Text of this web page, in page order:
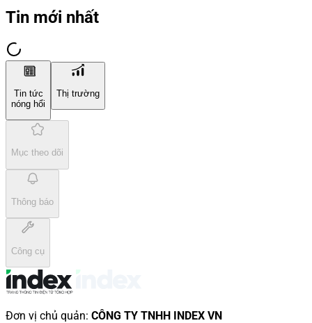
Tin mới nhất
Tin tức
nóng hổi
Thị trường
Mục theo dõi
Thông báo
Công cụ
Đơn vị chủ quản: CÔNG TY TNHH INDEX VN